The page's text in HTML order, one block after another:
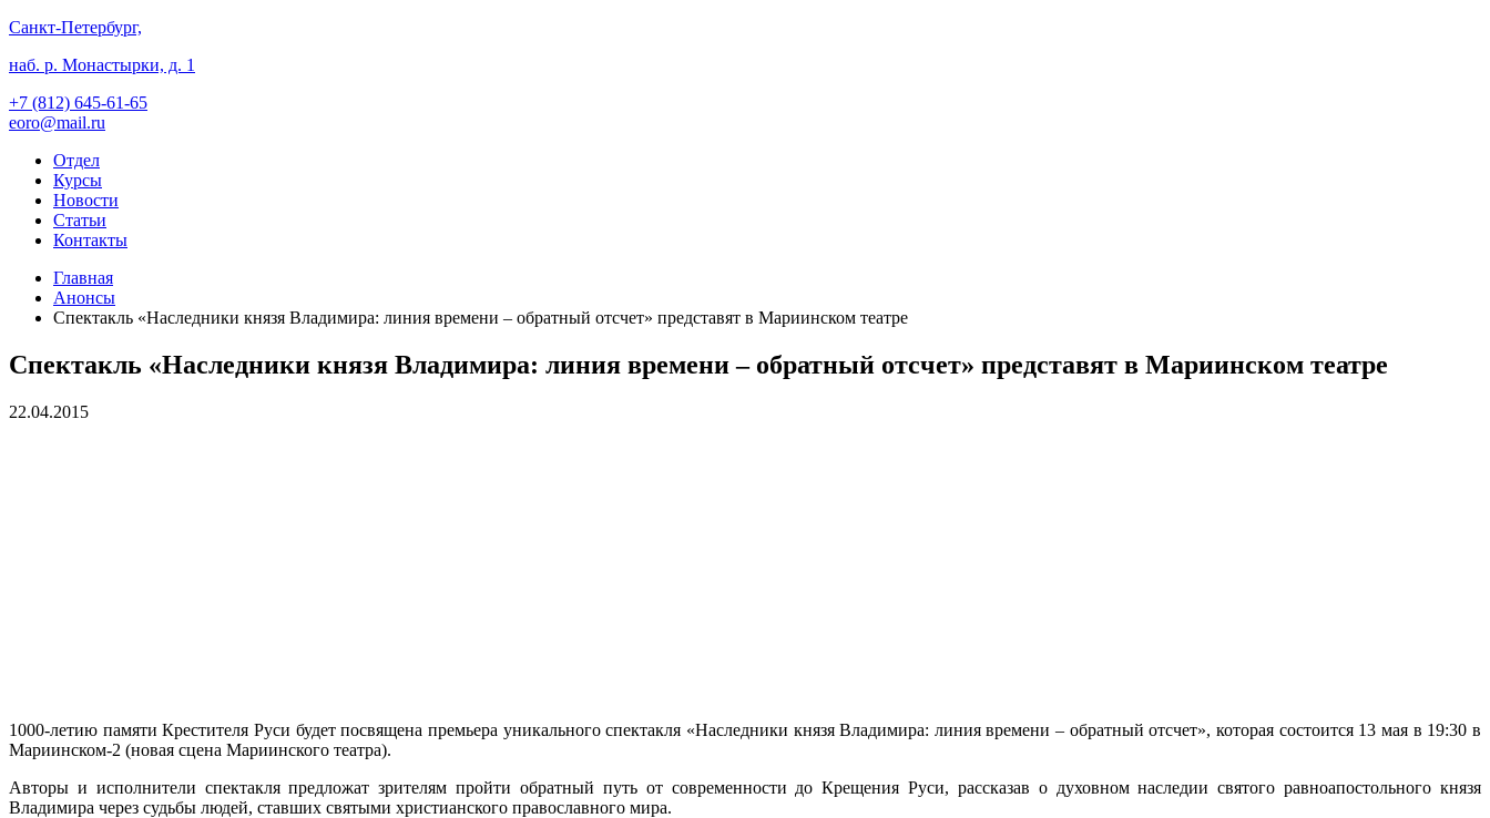
Санкт-Петербург,
наб. р. Монастырки, д. 1
+7 (812) 645-61-65
eoro@mail.ru
Отдел
Курсы
Новости
Статьи
Контакты
Главная
Анонсы
Спектакль «Наследники князя Владимира: линия времени – обратный отсчет» представят в Мариинском театре
Спектакль «Наследники князя Владимира: линия времени – обратный отсчет» представят в Мариинском театре
22.04.2015
1000-летию памяти Крестителя Руси будет посвящена премьера уникального спектакля «Наследники князя Владимира: линия времени – обратный отсчет», которая состоится 13 мая в 19:30 в
Мариинском-2 (новая сцена Мариинского театра).
Авторы и исполнители спектакля предложат зрителям пройти обратный путь от современности до Крещения Руси, рассказав о духовном наследии святого равноапостольного князя
Владимира через судьбы людей, ставших святыми христианского православного мира.